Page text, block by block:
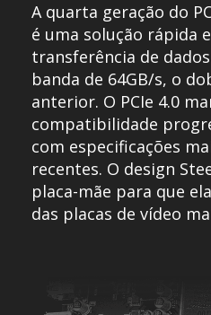
A quarta geração do
é uma solução rápida
transferência de
banda de 64GB/s, o
anterior. O PCIe 4.0
compatibilidade
com especificações
recentes. O design
placa-mãe para que
das placas de vídeo